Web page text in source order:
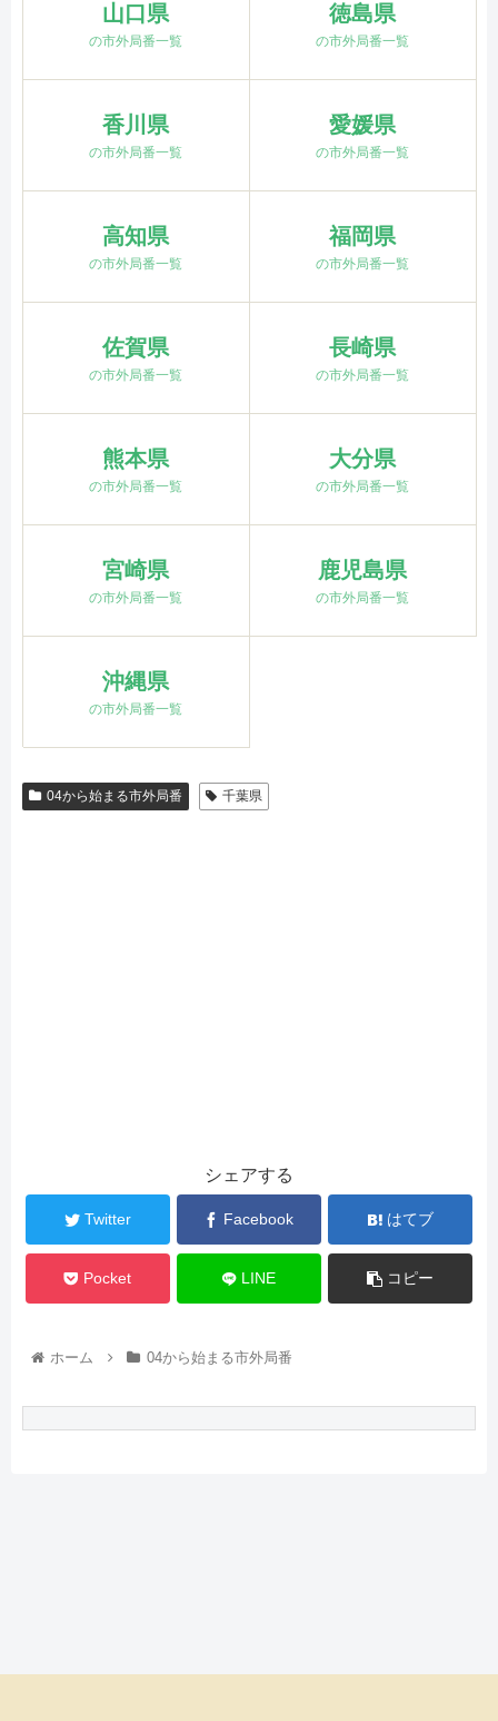
山口県
の市外局番一覧
徳島県
の市外局番一覧
香川県
の市外局番一覧
愛媛県
の市外局番一覧
高知県
の市外局番一覧
福岡県
の市外局番一覧
佐賀県
の市外局番一覧
長崎県
の市外局番一覧
熊本県
の市外局番一覧
大分県
の市外局番一覧
宮崎県
の市外局番一覧
鹿児島県
の市外局番一覧
沖縄県
の市外局番一覧
04から始まる市外局番 千葉県
シェアする
Twitter Facebook はてブ
Pocket LINE コピー
ホーム 04から始まる市外局番